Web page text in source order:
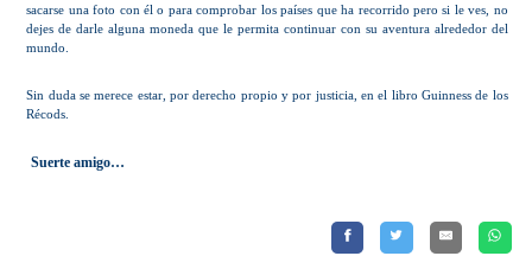
sacarse una foto con él o para comprobar los países que ha recorrido pero si le ves, no
dejes de darle alguna moneda que le permita continuar con su aventura alrededor del
mundo.
Sin duda se merece estar, por derecho propio y por justicia, en el libro Guinness de los
Récods.
Suerte amigo…